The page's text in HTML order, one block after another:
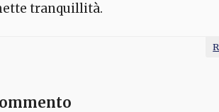
tranquillità.